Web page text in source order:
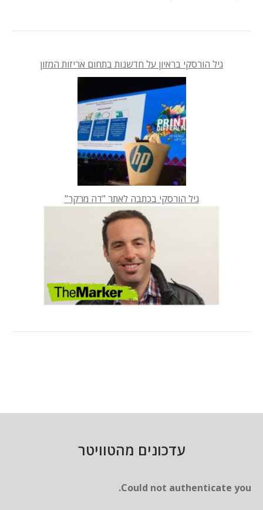
גיל הורסקי בראיון על חדשנות בתחום אריזות המזון
גיל הורסקי בכתבה לאתר "דה מרקר"
עדכונים מהטוויטר
Could not authenticate you.